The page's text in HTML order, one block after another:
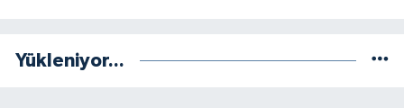
Yükleniyor...